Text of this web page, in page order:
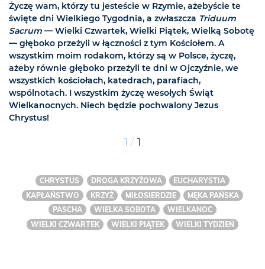
Życzę wam, którzy tu jesteście w Rzymie, ażebyście te
święte dni Wielkiego Tygodnia, a zwłaszcza Triduum
Sacrum — Wielki Czwartek, Wielki Piątek, Wielką Sobotę
— głęboko przeżyli w łączności z tym Kościołem. A
wszystkim moim rodakom, którzy są w Polsce, życzę,
ażeby równie głęboko przeżyli te dni w Ojczyźnie, we
wszystkich kościołach, katedrach, parafiach,
wspólnotach. I wszystkim życzę wesołych Świąt
Wielkanocnych. Niech będzie pochwalony Jezus
Chrystus!
1 / 1
CHRYSTUS DROGA KRZYŻOWA
EUCHARYSTIA
KAPŁAŃSTWO
KRZYŻ MIŁOSIERDZIE
MĘKA PAŃSKA
PASCHA
WIELKA SOBOTA
WIELKANOC
WIELKI CZWARTEK
WIELKI PIĄTEK WIELKI TYDZIEŃ